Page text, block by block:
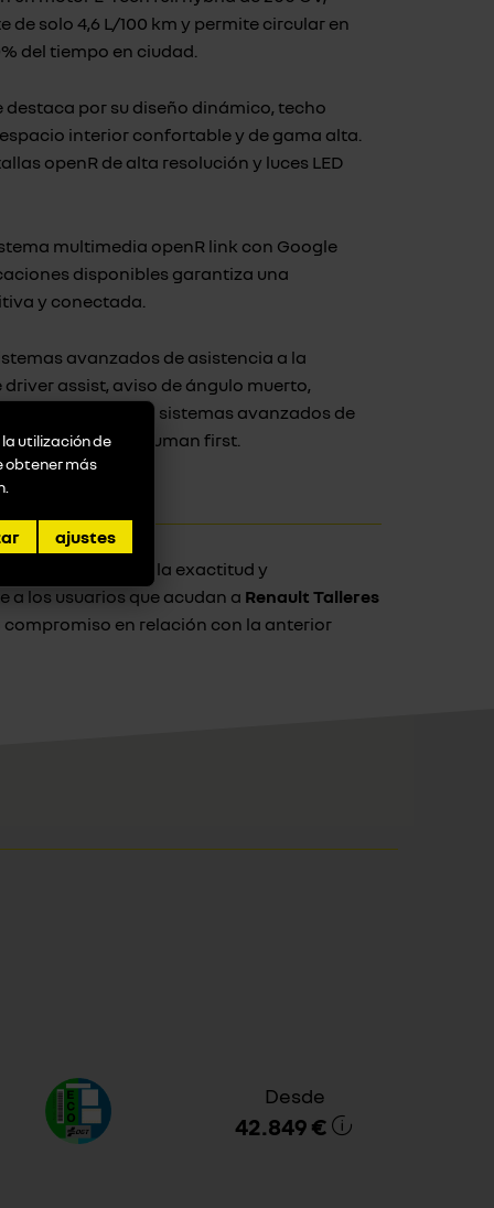
de solo 4,6 L/100 km y permite circular en
del tiempo en ciudad.
destaca por su diseño dinámico, techo
interior confortable y de gama alta.
openR de alta resolución y luces LED
multimedia openR link con Google
disponibles garantiza una
y conectada.
avanzados de asistencia a la
assist, aviso de ángulo muerto,
matrix vision, y 29 sistemas avanzados de
el programa human first.
no garantiza la exactitud y
los usuarios que acudan a Renault Talleres
compromiso en relación con la anterior
Desde
42.849 €
utilización de
obtener más
ajustes